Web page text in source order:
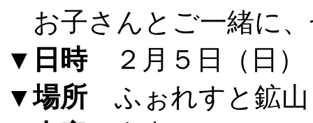
お子さんとご一緒に
▼日時２月５日（日）
▼場所 ふぉれすと鉱山